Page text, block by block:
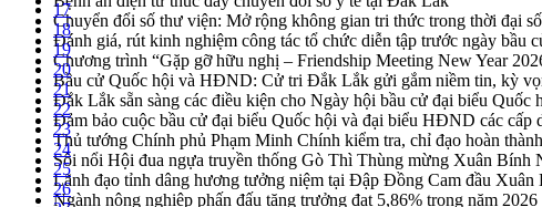
Chuyển đổi số thư viện: Mở rộng không gian tri thức trong thời đại số
Đánh giá, rút kinh nghiệm công tác tổ chức diễn tập trước ngày bầu
Chương trình “Gặp gỡ hữu nghị – Friendship Meeting New Year
Bầu cử Quốc hội và HĐND: Cử tri Đắk Lắk gửi gắm niềm tin, kỳ
Đắk Lắk sẵn sàng các điều kiện cho Ngày hội bầu cử đại biểu
Đảm bảo cuộc bầu cử đại biểu Quốc hội và đại biểu HĐND các cấp
Thủ tướng Chính phủ Phạm Minh Chính kiểm tra, chỉ đạo hoàn
Sôi nổi Hội đua ngựa truyền thống Gò Thì Thùng mừng Xuân Bính
Lãnh đạo tỉnh dâng hương tưởng niệm tại Đập Đồng Cam đầu Xuân
Ngành nông nghiệp phấn đấu tăng trưởng đạt 5,86% trong năm 2026
17
18
19
20
21
22
23
24
25
26